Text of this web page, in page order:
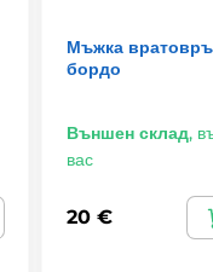
Мъжка
бордо
Външен склад,
вас
20 €